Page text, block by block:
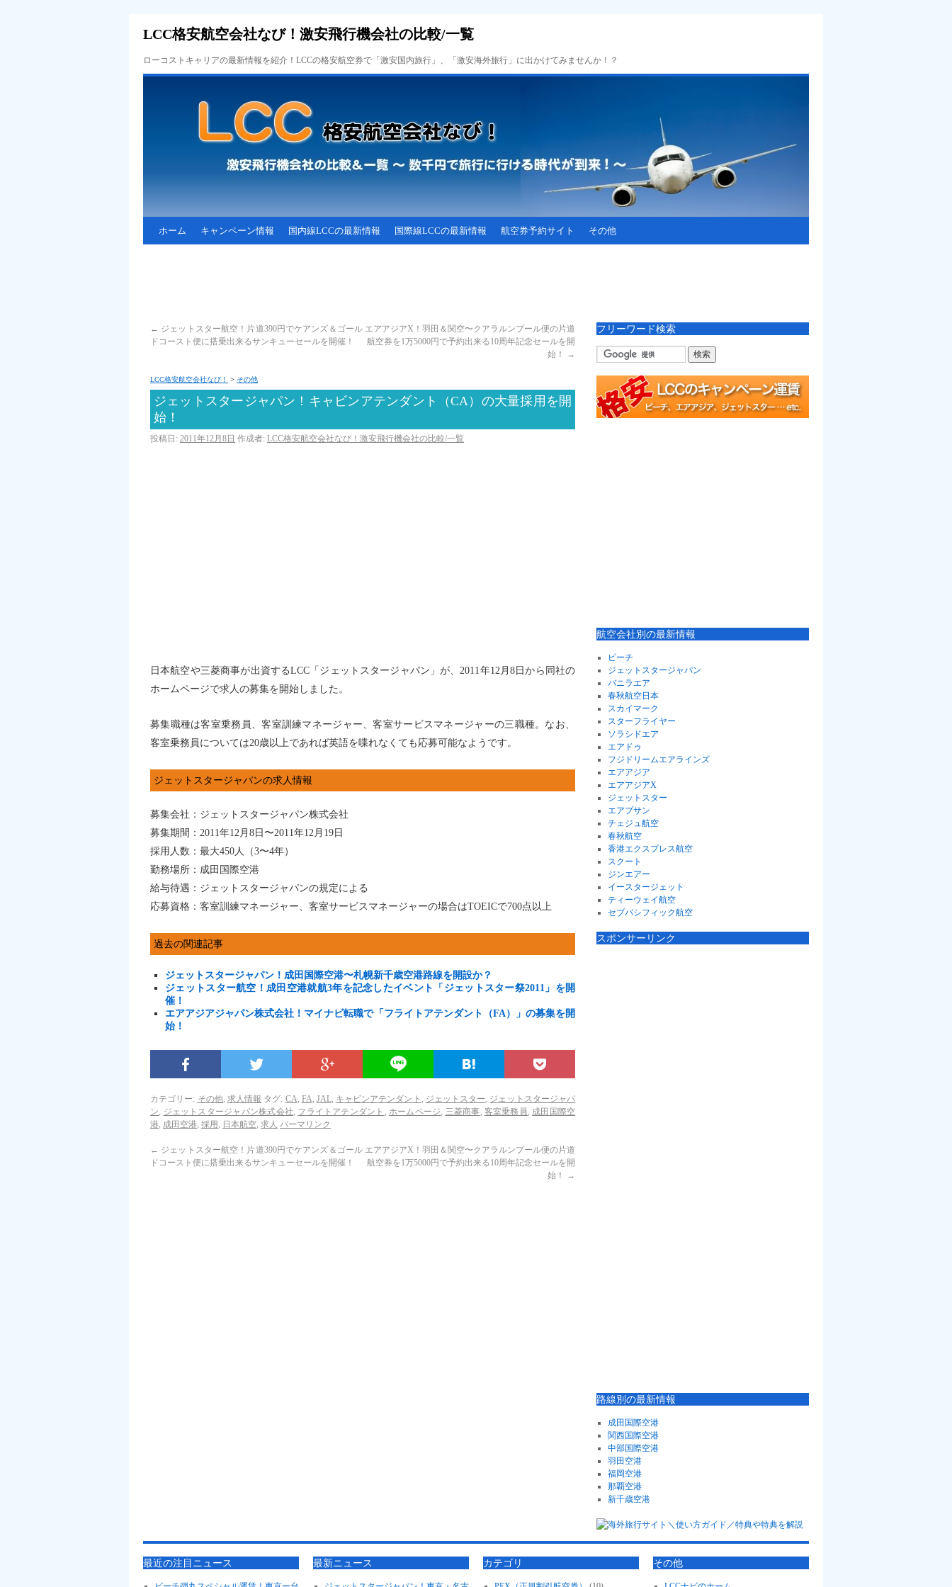
LCC格安航空会社なび！激安飛行機会社の比較/一覧
ローコストキャリアの最新情報を紹介！LCCの格安航空券で「激安国内旅行」、「激安海外旅行」に出かけてみませんか！？
ホーム キャンペーン情報 国内線LCCの最新情報 国際線LCCの最新情報 航空券予約サイト その他
← ジェットスター航空！片道390円でケアンズ＆ゴール
ドコースト便に搭乗出来るサンキューセールを開催！
エアアジアX！羽田＆関空〜クアラルンプール便の片道
航空券を1万5000円で予約出来る10周年記念セールを開
始！
→
LCC格安航空会社なび！ > その他
ジェットスタージャパン！キャビンアテンダント（CA）の大量採用を開
始！
投稿日: 2011年12月8日 作成者: LCC格安航空会社なび！激安飛行機会社の比較/一覧
日本航空や三菱商事が出資するLCC「ジェットスタージャパン」が、2011年12月8日から同社の
ホームページで求人の募集を開始しました。
募集職種は客室乗務員、客室訓練マネージャー、客室サービスマネージャーの三職種。なお、
客室乗務員については20歳以上であれば英語を喋れなくても応募可能なようです。
ジェットスタージャパンの求人情報
募集会社：ジェットスタージャパン株式会社
募集期間：2011年12月8日〜2011年12月19日
採用人数：最大450人（3〜4年）
勤務場所：成田国際空港
給与待遇：ジェットスタージャパンの規定による
応募資格：客室訓練マネージャー、客室サービスマネージャーの場合はTOEICで700点以上
過去の関連記事
ジェットスタージャパン！成田国際空港〜札幌新千歳空港路線を開設か？
ジェットスター航空！成田空港就航3年を記念したイベント「ジェットスター祭2011」を開
催！
エアアジアジャパン株式会社！マイナビ転職で「フライトアテンダント（FA）」の募集を開
始！
カテゴリー: その他, 求人情報 タグ: CA, FA, JAL, キャビンアテンダント , ジェットスター, ジェットスタージャパ
ン, ジェットスタージャパン株式会社, フライトアテンダント , ホームページ, 三菱商事, 客室乗務員, 成田国際空
港, 成田空港, 採用 , 日本航空, 求人 パーマリンク
← ジェットスター航空！片道390円でケアンズ＆ゴール
ドコースト便に搭乗出来るサンキューセールを開催！
エアアジアX！羽田＆関空〜クアラルンプール便の片道
航空券を1万5000円で予約出来る10周年記念セールを開
始！
→
フリーワード検索
航空会社別の最新情報
ピーチ
ジェットスタージャパン
バニラエア
春秋航空日本
スカイマーク
スターフライヤー
ソラシドエア
エアドゥ
フジドリームエアラインズ
エアアジア
エアアジアX
ジェットスター
エアプサン
チェジュ航空
春秋航空
香港エクスプレス航空
スクート
ジンエアー
イースタージェット
ティーウェイ航空
セブパシフィック航空
スポンサーリンク
路線別の最新情報
成田国際空港
関西国際空港
中部国際空港
羽田空港
福岡空港
那覇空港
新千歳空港
最近の注目ニュース 最新ニュース カテゴリ その他